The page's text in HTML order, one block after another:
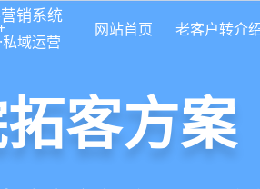
销系统
域运营
网站首页 老客户转介
，就用
客方案
运营